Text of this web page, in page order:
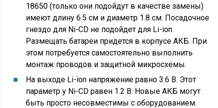
18650 (только они подойдут в качестве замены)
имеют длину 6.5 см и диаметр 1.8 см. Посадочное
гнездо для Ni-CD не подойдет для Li-ion.
Размещать батареи придется в корпусе АКБ. При
этом потребуется самостоятельно выполнить
монтаж проводов и защитной микросхемы.
На выходе Li-ion напряжение равно 3.6 В. Этот
параметр у Ni-CD равен 1.2 В. Новые АКБ могут
быть просто несовместимы с оборудованием.